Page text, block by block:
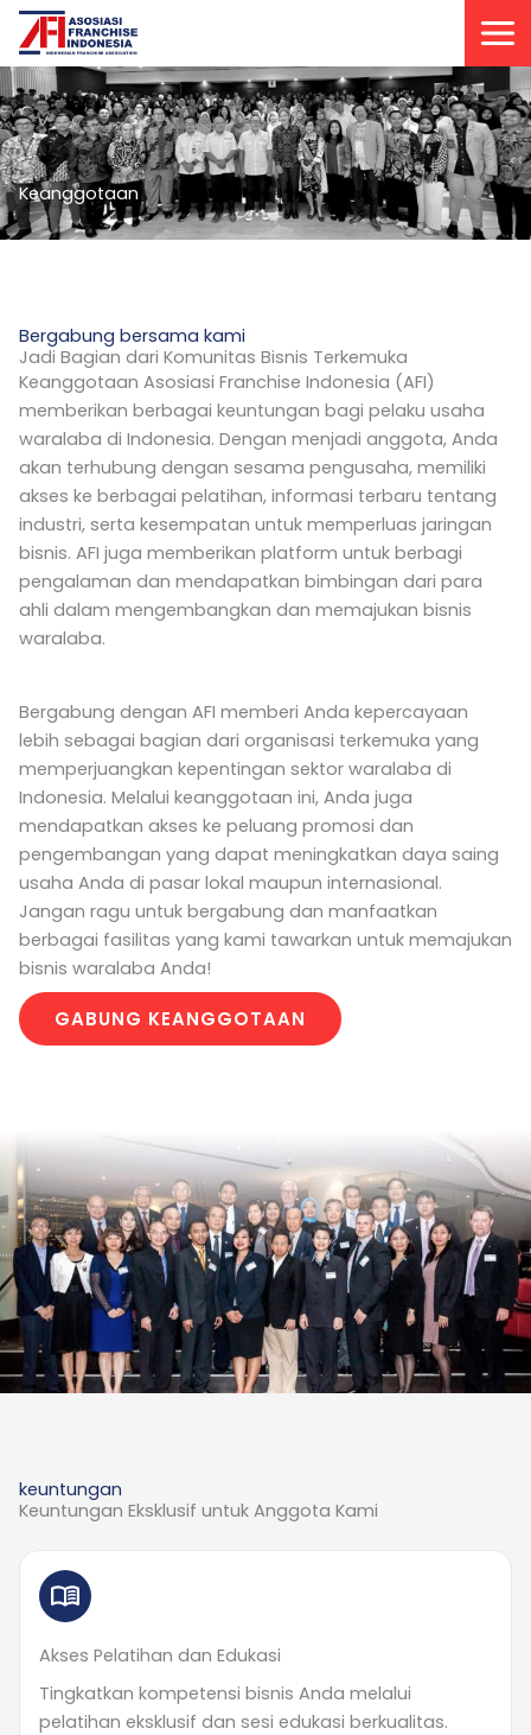
Lewati
konten
Keanggotaan
Bergabung bersama kami
Jadi Bagian dari Komunitas Bisnis Terkemuka
Keanggotaan Asosiasi Franchise Indonesia (AFI)
memberikan berbagai keuntungan bagi pelaku usaha
waralaba di Indonesia. Dengan menjadi anggota, Anda
akan terhubung dengan sesama pengusaha, memiliki
akses ke berbagai pelatihan, informasi terbaru tentang
industri, serta kesempatan untuk memperluas jaringan
bisnis. AFI juga memberikan platform untuk berbagi
pengalaman dan mendapatkan bimbingan dari para
ahli dalam mengembangkan dan memajukan bisnis
waralaba.
Bergabung dengan AFI memberi Anda kepercayaan
lebih sebagai bagian dari organisasi terkemuka yang
memperjuangkan kepentingan sektor waralaba di
Indonesia. Melalui keanggotaan ini, Anda juga
mendapatkan akses ke peluang promosi dan
pengembangan yang dapat meningkatkan daya saing
usaha Anda di pasar lokal maupun internasional.
Jangan ragu untuk bergabung dan manfaatkan
berbagai fasilitas yang kami tawarkan untuk memajukan
bisnis waralaba Anda!
GABUNG KEANGGOTAAN
keuntungan
Keuntungan Eksklusif untuk Anggota Kami
Akses Pelatihan dan Edukasi
Tingkatkan kompetensi bisnis Anda melalui
pelatihan eksklusif dan sesi edukasi berkualitas.